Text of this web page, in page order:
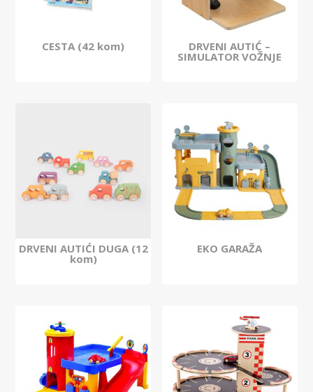
CESTA (42 kom) DRVENI AUTIĆ –
SIMULATOR VOŽNJE
DRVENI AUTIĆI DUGA (12
kom)
EKO GARAŽA